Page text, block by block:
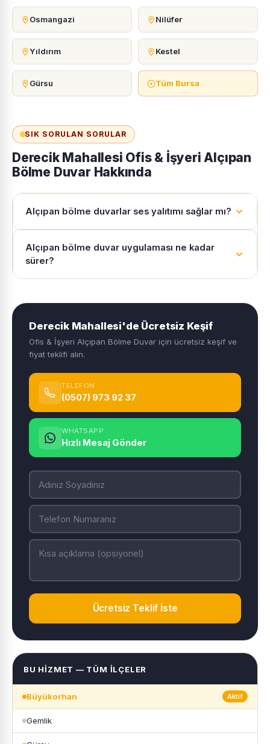
Osmangazi Nilüfer
Yıldırım Kestel
Gürsu Tüm Bursa
SIK SORULAN SORULAR
Derecik Mahallesi Ofis & İşyeri Alçıpan
Bölme Duvar Hakkında
Alçıpan bölme duvarlar ses yalıtımı sağlar mı?
Alçıpan bölme duvar uygulaması ne kadar
sürer?
Derecik Mahallesi'de Ücretsiz Keşif
Ofis & İşyeri Alçıpan Bölme Duvar için ücretsiz keşif ve
fiyat teklifi alın.
TELEFON
(0507) 973 92 37
WHATSAPP
Hızlı Mesaj Gönder
Ücretsiz Teklif İste
BU HIZMET — TÜM İLÇELER
Büyükorhan Aktif
Gemlik